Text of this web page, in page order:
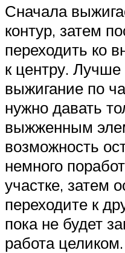
Сначала
контур, затем
переходить ко
к центру. Лучше
выжигание по
нужно давать
выжженным
возможность
немного
участке, затем
переходите к
пока не будет
работа целиком.